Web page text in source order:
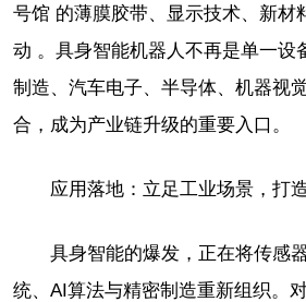
号馆 的薄膜胶带、显示技术、新材
动 。具身智能机器人不再是单一设
制造、汽车电子、半导体、机器视
合，成为产业链升级的重要入口。
应用落地：立足工业场景，打
具身智能的爆发，正在将传感
统、AI算法与精密制造重新组织。